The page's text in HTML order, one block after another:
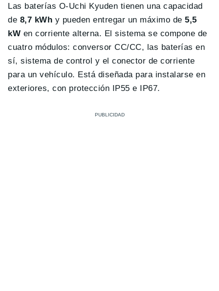
Las baterías O-Uchi Kyuden tienen una capacidad
de 8,7 kWh y pueden entregar un máximo de5,5
kW en corriente alterna. El sistema se compone de
cuatro módulos: conversor CC/CC, las baterías en
sí, sistema de control y el conector de corriente
para un vehículo. Está diseñada para instalarse en
exteriores, con protección IP55 e IP67.